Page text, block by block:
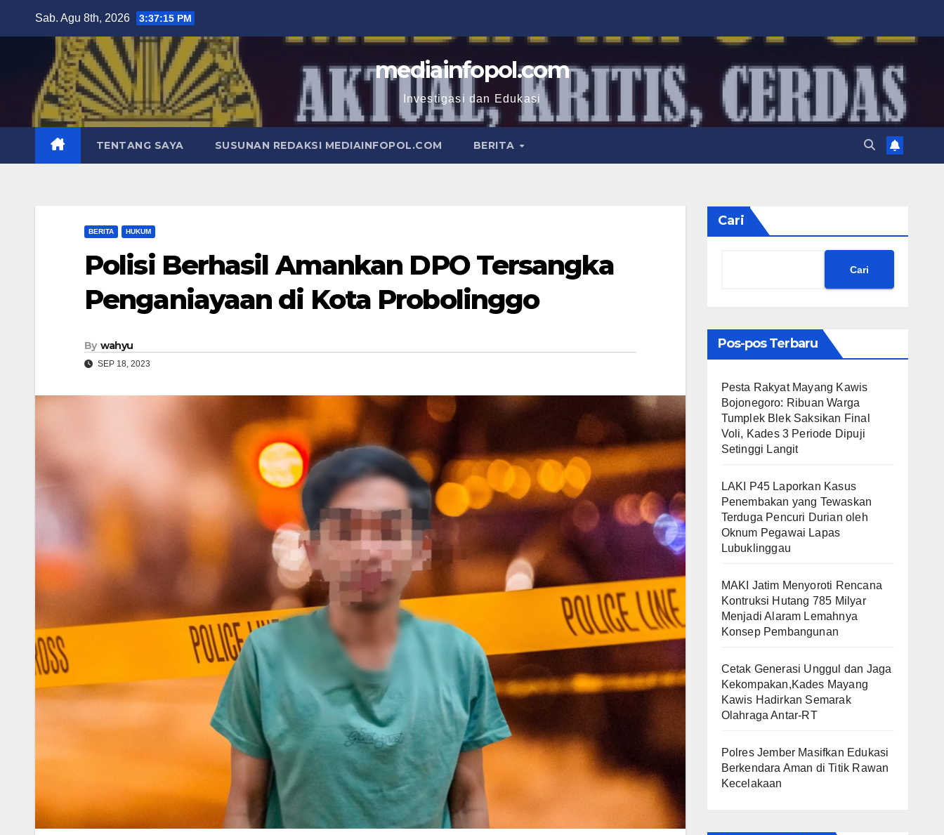
Sab. Agu 8th, 2026 3:37:16 PM
mediainfopol.com
Investigasi dan Edukasi
TENTANG SAYA SUSUNAN REDAKSI MEDIAINFOPOL.COM BERITA
BERITA HUKUM
Polisi Berhasil Amankan DPO Tersangka
Penganiayaan di Kota Probolinggo
By wahyu
SEP 18, 2023
Cari
Cari
Pos-pos Terbaru
​Pesta Rakyat Mayang Kawis
Bojonegoro: Ribuan Warga
Tumplek Blek Saksikan Final
Voli, Kades 3 Periode Dipuji
Setinggi Langit
LAKI P45 Laporkan Kasus
Penembakan yang Tewaskan
Terduga Pencuri Durian oleh
Oknum Pegawai Lapas
Lubuklinggau
MAKI Jatim Menyoroti Rencana
Kontruksi Hutang 785 Milyar
Menjadi Alaram Lemahnya
Konsep Pembangunan
Cetak Generasi Unggul dan Jaga
Kekompakan,Kades Mayang
Kawis Hadirkan Semarak
Olahraga Antar-RT
Polres Jember Masifkan Edukasi
Berkendara Aman di Titik Rawan
Kecelakaan